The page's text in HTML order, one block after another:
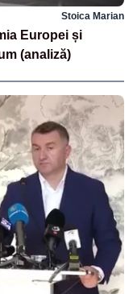
Stoica Marian
Europei și
(analiză)